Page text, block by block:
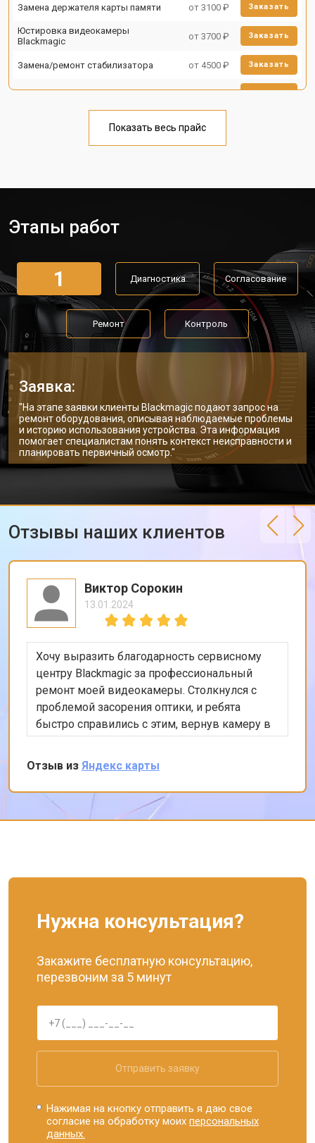
Замена держателя карты памяти от 3100 ₽ Заказать
Юстировка видеокамеры
Blackmagic
от 3700 ₽ Заказать
Замена/ремонт стабилизатора от 4500 ₽ Заказать
Ремонт объектива от 5000 ₽ Заказать
Показать весь прайс
Этапы работ
1 Диагностика Согласование
Ремонт Контроль
Заявка:
"На этапе заявки клиенты Blackmagic подают запрос на
ремонт оборудования, описывая наблюдаемые проблемы
и историю использования устройства. Эта информация
помогает специалистам понять контекст неисправности и
планировать первичный осмотр."
Отзывы наших клиентов
Виктор Сорокин
13.01.2024
Хочу выразить благодарность сервисному
центру Blackmagic за профессиональный
ремонт моей видеокамеры. Столкнулся с
проблемой засорения оптики, и ребята
быстро справились с этим, вернув камеру в
идеальное состояние. Особенно порадовало
качество обслуживания и использование
оригинальных запчастей. Спасибо!
Отзыв из Яндекс карты
Нужна консультация?
Закажите бесплатную консультацию,
перезвоним за 5 минут
Отправить заявку
Нажимая на кнопку отправить я даю свое
согласие на обработку моихперсональных
данных.